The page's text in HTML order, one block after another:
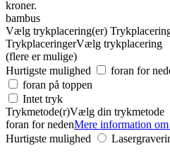
bambus
Vælg trykplacering(er)
TrykplaceringerVælg trykplacering
(flere er mulige)
Hurtigste mulighed
foran for
foran på toppen
Intet tryk
Trykmetode(r)Vælg din trykmetode
foran for nedenMere information
Hurtigste mulighed